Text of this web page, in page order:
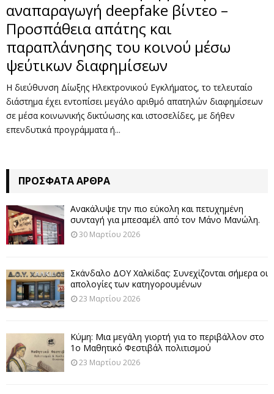
αναπαραγωγή deepfake βίντεο –
Προσπάθεια απάτης και
παραπλάνησης του κοινού μέσω
ψεύτικων διαφημίσεων
Η διεύθυνση Δίωξης Ηλεκτρονικού Εγκλήματος, το τελευταίο
διάστημα έχει εντοπίσει μεγάλο αριθμό απατηλών διαφημίσεων
σε μέσα κοινωνικής δικτύωσης και ιστοσελίδες, με δήθεν
επενδυτικά προγράμματα ή...
ΠΡΌΣΦΑΤΑ ΆΡΘΡΑ
Ανακάλυψε την πιο εύκολη και πετυχημένη
συνταγή για μπεσαμέλ από τον Μάνο Μανώλη.
30 Μαρτίου 2026
Σκάνδαλο ΔΟΥ Χαλκίδας: Συνεχίζονται σήμερα οι
απολογίες των κατηγορουμένων
23 Μαρτίου 2026
Κύμη: Μια μεγάλη γιορτή για το περιβάλλον στο
1ο Μαθητικό Φεστιβάλ πολιτισμού
23 Μαρτίου 2026